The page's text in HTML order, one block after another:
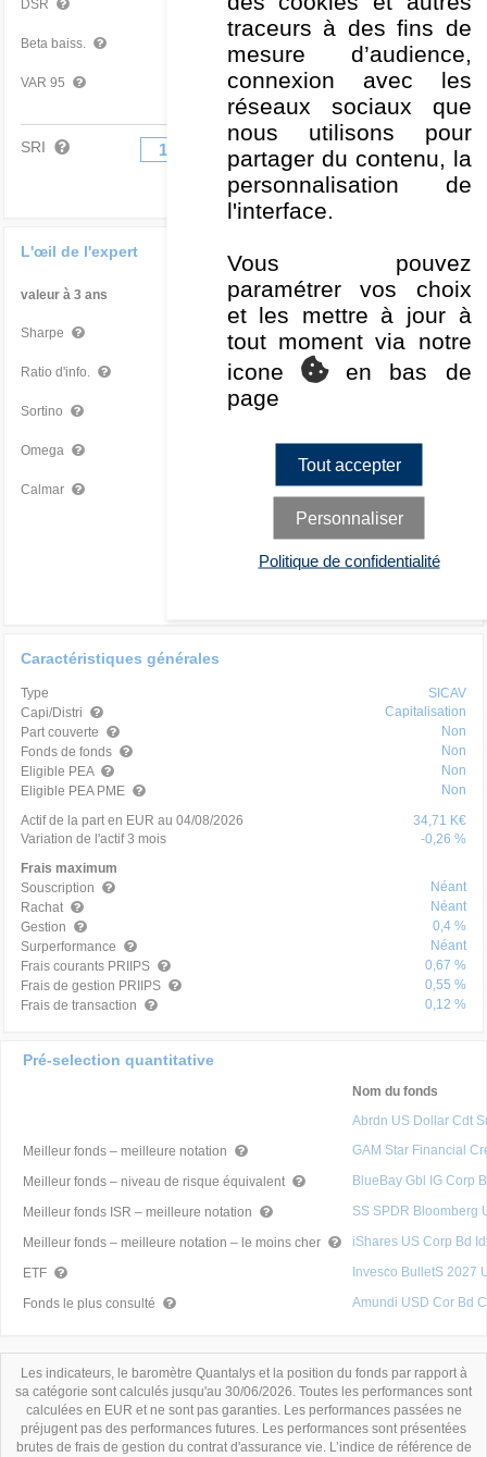
DSR 5,86 % Moyen
Beta baiss. Mauvais
VAR 95 -1,20 % Très bon
SRI 1 6
L'œil de l'expert
valeur à 3 ans Par rapport à la Cat
Sharpe 0,12 Moyen
Ratio d'info. -0,01 Moyen
Sortino 0,16
Omega
Calmar Moyen
Caractéristiques générales
Type
SICAV
Capi/Distri
Capitalisation
Part couverte
Non
Fonds de fonds
Non
Eligible PEA
Non
Eligible PEA PME
Non
Actif de la part en EUR au 04/08/2026
34,71 K€
Variation de l'actif 3 mois
-0,26 %
Frais maximum
Souscription
Néant
Rachat
Néant
Gestion
0,4 %
Surperformance
Néant
Frais courants PRIIPS
0,67 %
Frais de gestion PRIIPS
0,55 %
Frais de transaction
0,12 %
Pré-selection quantitative
Nom du fonds
Abrdn US Dollar Cdt
Meilleur fonds – meilleure notation
GAM Star Financial
Meilleur fonds – niveau de risque équivalent BlueBay Gbl IG Corp
Meilleur fonds ISR – meilleure notation SS SPDR Bloomberg
Meilleur fonds – meilleure notation – le moins cher iShares US Corp Bd
ETF Invesco BulletS 2027
Fonds le plus consulté Amundi USD Cor Bd
Les indicateurs, le baromètre Quantalys et la position du fonds par rapport à
sa catégorie sont calculés jusqu'au 30/06/2026. Toutes les performances sont
calculées en EUR et ne sont pas garanties. Les performances passées ne
préjugent pas des performances futures. Les performances sont présentées
brutes de frais de gestion du contrat d'assurance vie. L’indice de référence de
traceurs à des fins de
mesure d’audience,
connexion avec les
réseaux sociaux que
nous utilisons pour
partager du contenu, la
personnalisation de
l'interface.
Vous pouvez
paramétrer vos choix
et les mettre à jour à
tout moment via notre
icone
en bas de
page
Tout accepter
Personnaliser
Politique de confidentialité